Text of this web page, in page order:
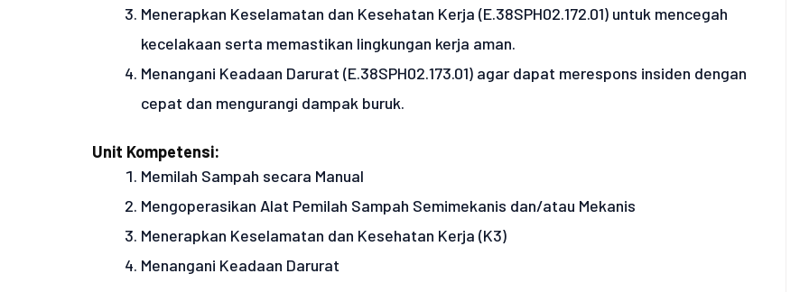
Menerapkan Keselamatan dan Kesehatan Kerja (E.38SPH02.172.01) untuk mencegah
kecelakaan serta memastikan lingkungan kerja aman.
Menangani Keadaan Darurat (E.38SPH02.173.01) agar dapat merespons insiden dengan
cepat dan mengurangi dampak buruk.
Unit Kompetensi:
Memilah Sampah secara Manual
Mengoperasikan Alat Pemilah Sampah Semimekanis dan/atau Mekanis
Menerapkan Keselamatan dan Kesehatan Kerja (K3)
Menangani Keadaan Darurat